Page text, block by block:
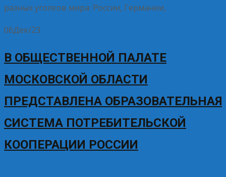
разных уголков мира: России, Германии,
06Дек/23
В ОБЩЕСТВЕННОЙ ПАЛАТЕ
МОСКОВСКОЙ ОБЛАСТИ
ПРЕДСТАВЛЕНА ОБРАЗОВАТЕЛЬНАЯ
СИСТЕМА ПОТРЕБИТЕЛЬСКОЙ
КООПЕРАЦИИ РОССИИ